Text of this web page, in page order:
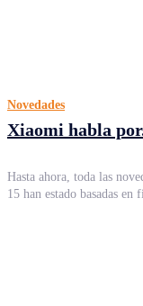
Novedades
Xiaomi habla
Hasta ahora, toda las
15 han estado basadas